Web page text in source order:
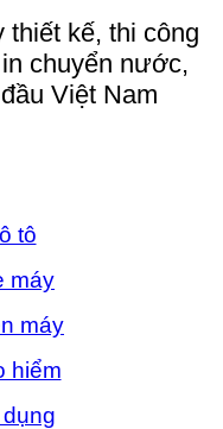
thiết kế, thi công
chuyển nước,
Việt Nam
tô
máy
máy
hiểm